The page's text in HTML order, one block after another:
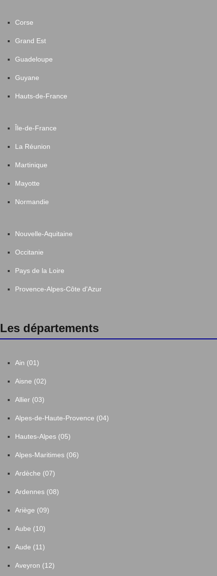
Corse
Grand Est
Guadeloupe
Guyane
Hauts-de-France
Île-de-France
La Réunion
Martinique
Mayotte
Normandie
Nouvelle-Aquitaine
Occitanie
Pays de la Loire
Provence-Alpes-Côte d'Azur
Les départements
Ain (01)
Aisne (02)
Allier (03)
Alpes-de-Haute-Provence (04)
Hautes-Alpes (05)
Alpes-Maritimes (06)
Ardèche (07)
Ardennes (08)
Ariège (09)
Aube (10)
Aude (11)
Aveyron (12)